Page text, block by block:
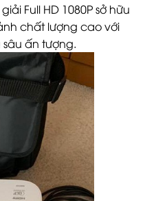
Full HD 1080P sở hữu
chất lượng cao với
ấn tượng.